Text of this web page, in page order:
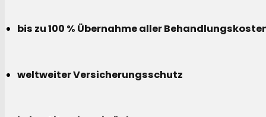
bis zu 100 % Übernahme aller
weltweiter Versicherungsschutz